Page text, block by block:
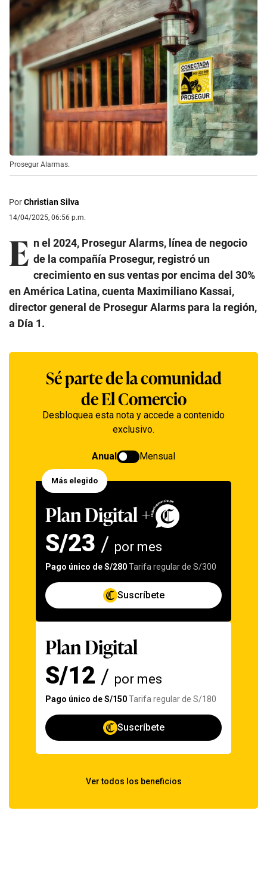
Prosegur Alarmas.
PorChristian Silva
14/04/2025, 06:56 p.m.
E n el 2024, Prosegur Alarms, línea de negocio
de la compañía Prosegur, registró un
crecimiento en sus ventas por encima del 30%
en América Latina, cuenta Maximiliano Kassai,
director general de Prosegur Alarms para la región,
a Día 1.